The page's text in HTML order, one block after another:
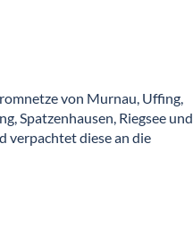
von Murnau, Uffing,
Spatzenhausen, Riegsee und
verpachtet diese an die